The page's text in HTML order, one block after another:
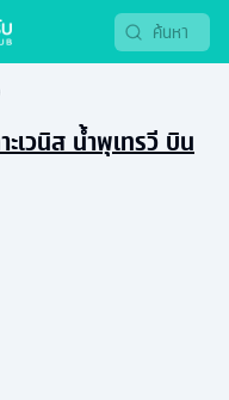
เวนิส น้ำพุเทรวี บิน